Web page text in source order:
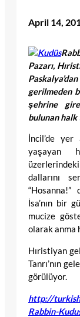
April 14,
Pazarı,
gerilmeden
şehrine
bulunan halk
İncil’de
yaşayan
dallarını
“Hosanna!”
İsa’nın bir
mucize
olarak anma
Hıristiyan
Tanrı’nın
görülüyor.
http://
Rabbin-